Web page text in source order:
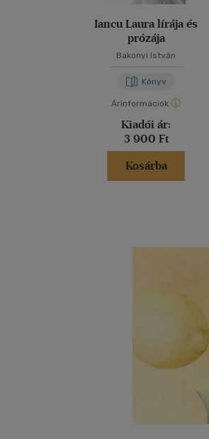
Iancu Laura lírája és
prózája
Bakonyi István
Könyv
Árinformációk
Kiadói ár:
3 900 Ft
Kosárba